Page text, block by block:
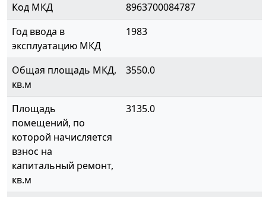
Код МКД
8963700084787
Год ввода в
эксплуатацию МКД
1983
Общая площадь МКД,
кв.м
3550.0
Площадь
помещений, по
которой начисляется
взнос на
капитальный ремонт,
кв.м
3135.0